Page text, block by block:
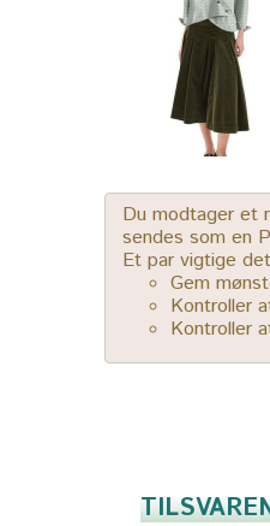
Du modtager et
sendes som en
Et par vigtige
Gem
Kontroller
Kontroller